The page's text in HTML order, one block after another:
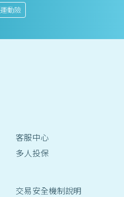
運動險
客服中心
多人投保
交易安全機制說明